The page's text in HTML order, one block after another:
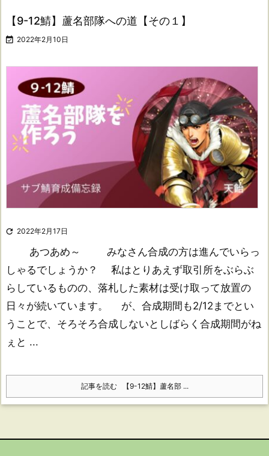
【9-12鯖】蘆名部隊への道【その１】
 2022年2月10日
 2022年2月17日
あつあめ～ みなさん合成の方は進んでいらっ
しゃるでしょうか？ 私はとりあえず取引所をぶらぶ
らしているものの、落札した素材は受け取って放置の
日々が続いています。 が、合成期間も2/12までとい
うことで、そろそろ合成しないとしばらく合成期間がね
ぇと ...
記事を読む 【9-12鯖】蘆名部 ...